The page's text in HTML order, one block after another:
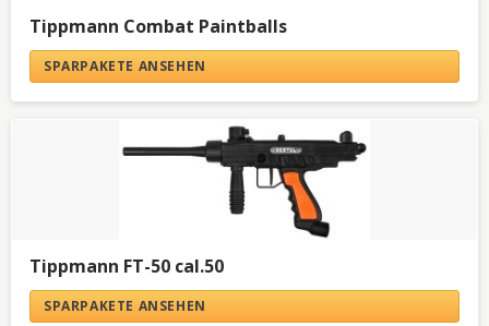
Tippmann Combat Paintballs
SPARPAKETE ANSEHEN
Tippmann FT-50 cal.50
SPARPAKETE ANSEHEN